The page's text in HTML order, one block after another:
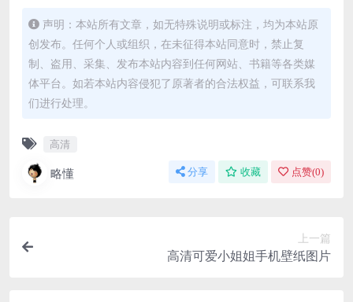
声明：本站所有文章，如无特殊说明或标注，均为本站原
创发布。任何个人或组织，在未征得本站同意时，禁止复
制、盗用、采集、发布本站内容到任何网站、书籍等各类媒
体平台。如若本站内容侵犯了原著者的合法权益，可联系我
们进行处理。
高清
略懂 分享 收藏 点赞(0)
上一篇
高清可爱小姐姐手机壁纸图片